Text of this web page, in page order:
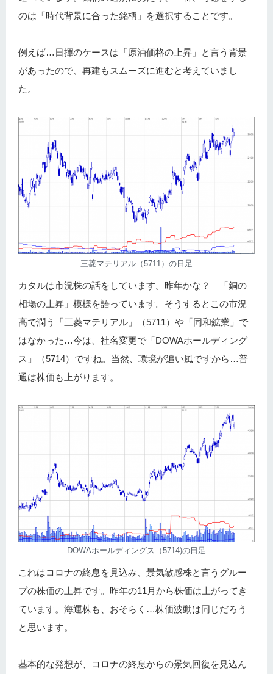
のは「時代背景に合った銘柄」を選択することです。
例えば…日揮のケースは「原油価格の上昇」と言う背景
があったので、再建もスムーズに進むと考えていまし
た。
三菱マテリアル（5711）の日足
カタルは市況株の話をしています。昨年かな？ 「銅の
相場の上昇」模様を語っています。そうするとこの市況
高で潤う「三菱マテリアル」（5711）や「同和鉱業」で
はなかった…今は、社名変更で「DOWAホールディング
ス」（5714）ですね。当然、環境が追い風ですから…普
通は株価も上がります。
DOWAホールディングス（5714)の日足
これはコロナの終息を見込み、景気敏感株と言うグルー
プの株価の上昇です。昨年の11月から株価は上がってき
ています。海運株も、おそらく…株価波動は同じだろう
と思います。
基本的な発想が、コロナの終息からの景気回復を見込ん